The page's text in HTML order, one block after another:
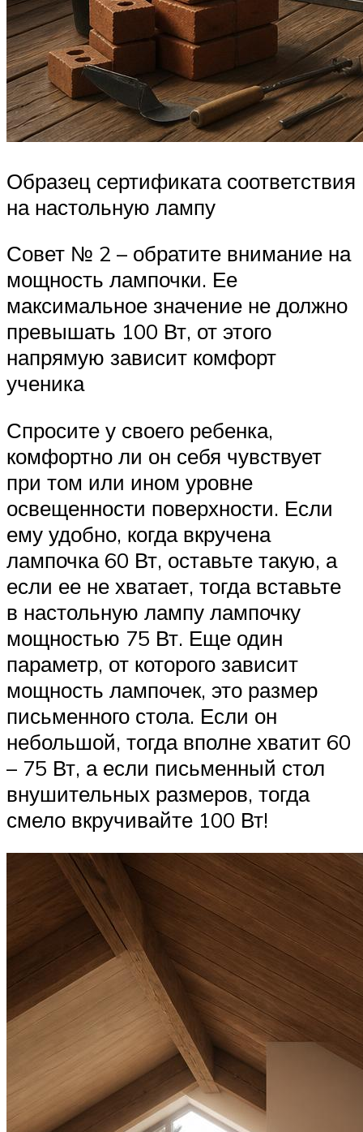
Образец сертификата соответствия
на настольную лампу
Совет № 2 – обратите внимание на
мощность лампочки. Ее
максимальное значение не должно
превышать 100 Вт, от этого
напрямую зависит комфорт
ученика
Спросите у своего ребенка,
комфортно ли он себя чувствует
при том или ином уровне
освещенности поверхности. Если
ему удобно, когда вкручена
лампочка 60 Вт, оставьте такую, а
если ее не хватает, тогда вставьте
в настольную лампу лампочку
мощностью 75 Вт. Еще один
параметр, от которого зависит
мощность лампочек, это размер
письменного стола. Если он
небольшой, тогда вполне хватит 60
– 75 Вт, а если письменный стол
внушительных размеров, тогда
смело вкручивайте 100 Вт!